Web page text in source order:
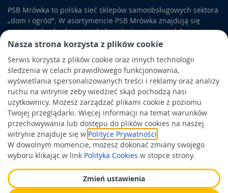
Nasza strona korzysta z plików cookie
Serwis korzysta z plików cookie oraz innych technologii
śledzenia w celach prawidłowego funkcjonowania,
wyświetlania spersonalizowanych treści i reklamy oraz analizy
ruchu na witrynie żeby wiedzieć skąd pochodzą nasi
użytkownicy. Możesz zarządzać plikami cookie z poziomu
Twojej przeglądarki. Więcej informacji na temat warunków
przechowywania lub dostępu do plików cookies na naszej
witrynie znajduje się w Polityce Prywatności
W dowolnym momencie, możesz dokonać zmiany swojego
wyboru klikając w link Polityka Cookies w stopce strony.
Zmień ustawienia
PSB Mrówka to polska sieć sklepów samoobsługowych sektora
„dom i ogród”. W asortymencie PSB Mrówka znajdują się
materiały budowlane, artykuły wykończeniowe i dekoracyjne,
wyposażenie łazienek i kuchni, elektronarzędzia, a także
artykuły związane z ogrodem i otoczeniem domu.
Obowiązek informacyjny
Polityka prywatności
Polityka Cookies
Odbiór zużytego sprzętu
Wspierają nas: